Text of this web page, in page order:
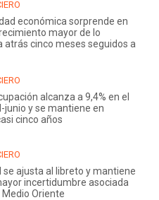
económica sorprende en
mayor de lo
atrás cinco meses seguidos a
alcanza a 9,4% en el
y se mantiene en
cinco años
se ajusta al libreto y mantiene
incertidumbre asociada
Oriente